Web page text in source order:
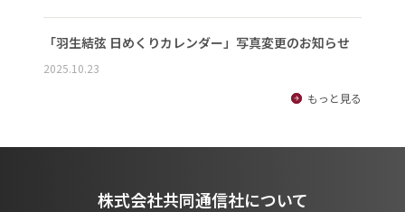
「羽生結弦 日めくりカレンダー」写真変更のお知らせ
2025.10.23
もっと見る
株式会社共同通信社について